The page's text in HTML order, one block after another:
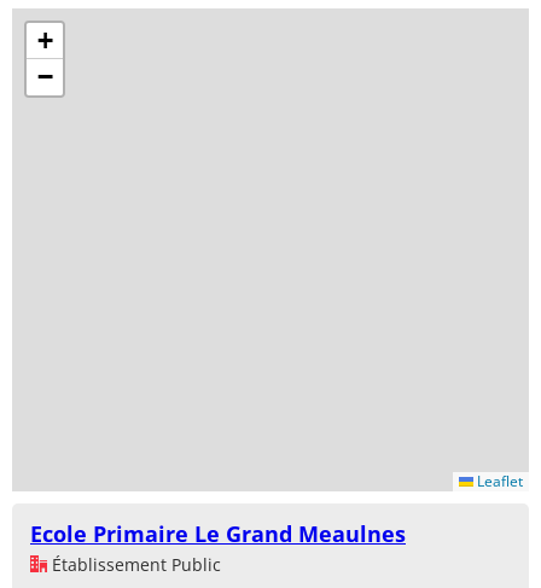
+
−
Leaflet
Ecole Primaire Le Grand Meaulnes
Établissement Public